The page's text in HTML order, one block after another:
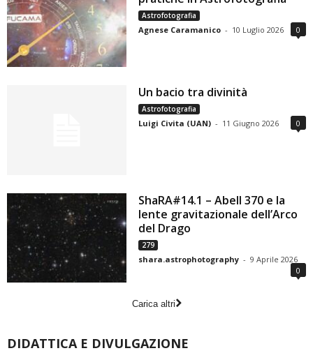
Astrofotografia
Agnese Caramanico - 10 Luglio 2026 0
Un bacio tra divinità
Astrofotografia
Luigi Civita (UAN) - 11 Giugno 2026 0
ShaRA#14.1 – Abell 370 e la
lente gravitazionale dell’Arco
del Drago
279
shara.astrophotography - 9 Aprile 2026
0
Carica altri
DIDATTICA E DIVULGAZIONE